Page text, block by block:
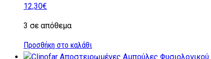
12,30€
3 σε απόθεμα
Προσθήκη στο καλάθι